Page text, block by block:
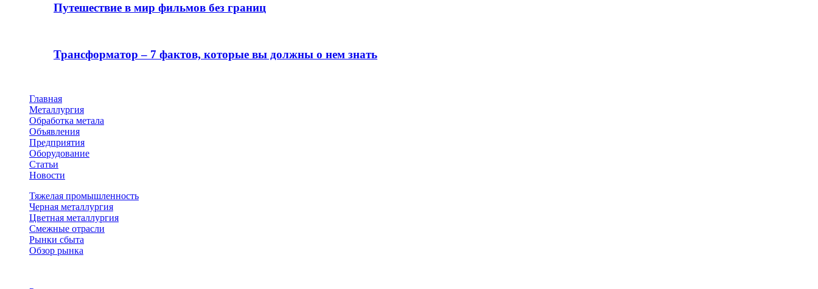
Путешествие в мир фильмов без границ
Трансформатор – 7 фактов, которые вы должны о нем знать
Главная
Металлургия
Обработка метала
Объявления
Предприятия
Оборудование
Статьи
Новости
Тяжелая промышленность
Черная металлургия
Цветная металлургия
Смежные отрасли
Рынки сбыта
Обзор рынка